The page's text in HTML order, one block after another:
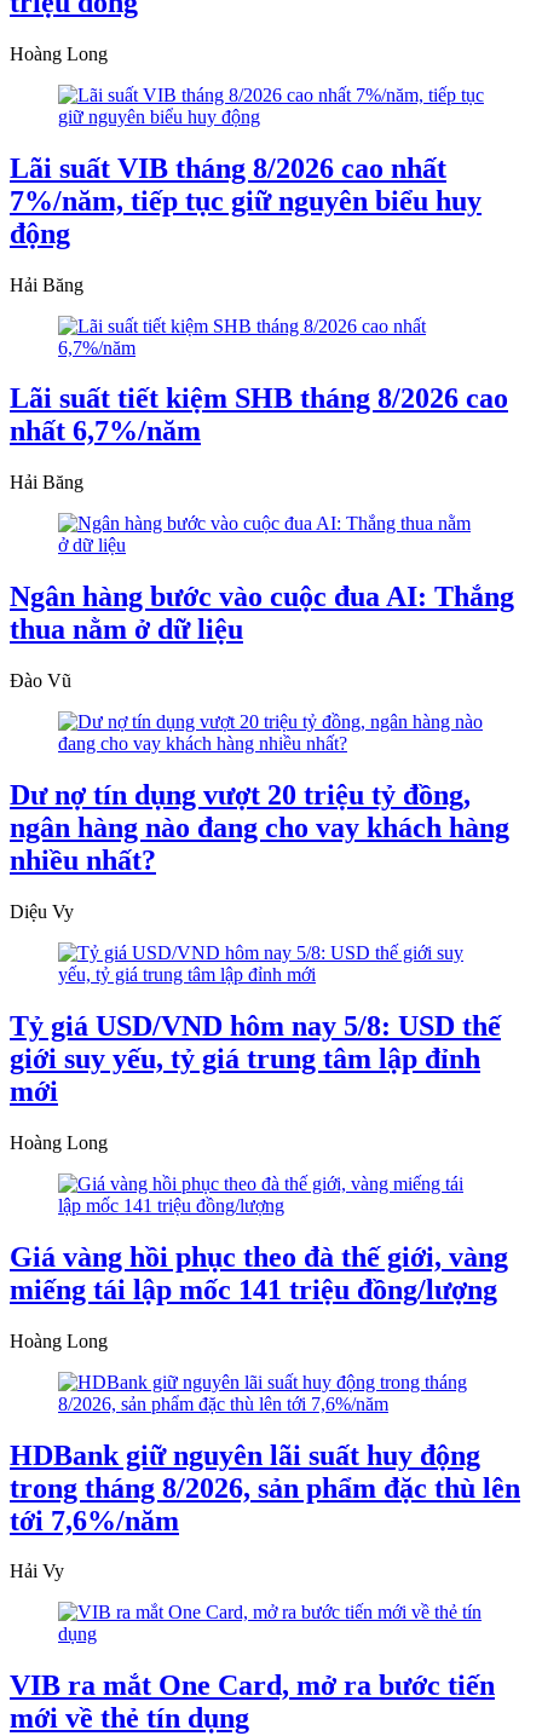
Hoàng Long
Lãi suất VIB tháng 8/2026 cao nhất
7%/năm, tiếp tục giữ nguyên biểu huy
động
Hải Băng
Lãi suất tiết kiệm SHB tháng 8/2026 cao
nhất 6,7%/năm
Hải Băng
Ngân hàng bước vào cuộc đua AI: Thắng
thua nằm ở dữ liệu
Đào Vũ
Dư nợ tín dụng vượt 20 triệu tỷ đồng,
ngân hàng nào đang cho vay khách hàng
nhiều nhất?
Diệu Vy
Tỷ giá USD/VND hôm nay 5/8: USD thế
giới suy yếu, tỷ giá trung tâm lập đỉnh
mới
Hoàng Long
Giá vàng hồi phục theo đà thế giới, vàng
miếng tái lập mốc 141 triệu đồng/lượng
Hoàng Long
HDBank giữ nguyên lãi suất huy động
trong tháng 8/2026, sản phẩm đặc thù lên
tới 7,6%/năm
Hải Vy
VIB ra mắt One Card, mở ra bước tiến
mới về thẻ tín dụng